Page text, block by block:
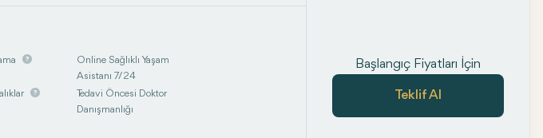
Online Sağlıklı Yaşam
Asistanı 7/24
Tedavi Öncesi Doktor
Danışmanlığı
Başlangıç Fiyatları İçin
Teklif Al